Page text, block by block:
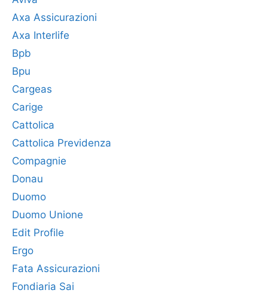
Axa Assicurazioni
Axa Interlife
Bpb
Bpu
Cargeas
Carige
Cattolica
Cattolica Previdenza
Compagnie
Donau
Duomo
Duomo Unione
Edit Profile
Ergo
Fata Assicurazioni
Fondiaria Sai